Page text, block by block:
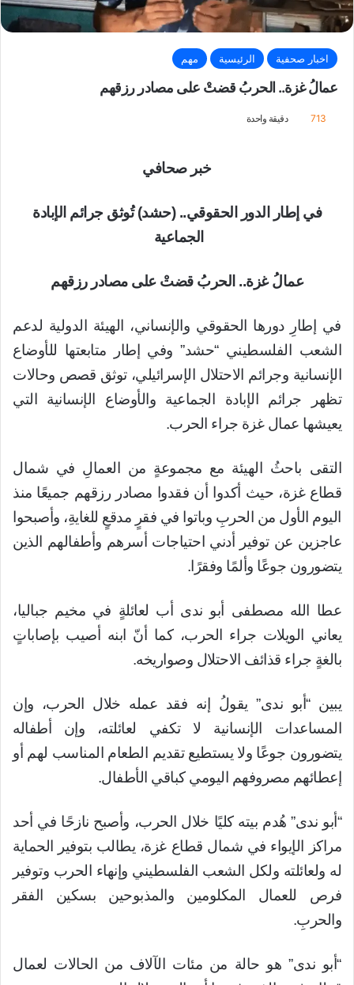
اخبار صحفية الرئيسية مهم
عمالُ غزة.. الحربُ قضتْ على مصادر رزقهم
713 دقيقة واحدة
خبر صحافي
في إطار الدور الحقوقي.. (حشد) تُوثق جرائم الإبادة
الجماعية
عمالُ غزة.. الحربُ قضتْ على مصادر رزقهم
في إطارِ دورها الحقوقي والإنساني، الهيئة الدولية لدعم
الشعب الفلسطيني “حشد” وفي إطار متابعتها للأوضاع
الإنسانية وجرائم الاحتلال الإسرائيلي، توثق قصص وحالات
تظهر جرائم الإبادة الجماعية والأوضاع الإنسانية التي
يعيشها عمال غزة جراء الحرب.
التقى باحثُ الهيئة مع مجموعةٍ من العمالِ في شمال
قطاع غزة، حيث أكدوا أن فقدوا مصادر رزقهم جميعًا منذ
اليوم الأول من الحربِ وباتوا في فقرٍ مدقعٍ للغايةِ، وأصبحوا
عاجزين عن توفير أدني احتياجات أسرهم وأطفالهم الذين
يتضورون جوعًا وألمًا وفقرًا.
عطا الله مصطفى أبو ندى أب لعائلةٍ في مخيم جباليا،
يعاني الويلات جراء الحرب، كما أنّ ابنه أصيب بإصاباتٍ
بالغةٍ جراء قذائف الاحتلال وصواريخه.
يبين “أبو ندى” يقولُ إنه فقد عمله خلال الحرب، وإن
المساعدات الإنسانية لا تكفي لعائلته، وإن أطفاله
يتضورون جوعًا ولا يستطيع تقديم الطعام المناسب لهم أو
إعطائهم مصروفهم اليومي كباقي الأطفال.
“أبو ندى” هُدم بيته كليًا خلال الحرب، وأصبح نازحًا في أحد
مراكز الإيواء في شمال قطاع غزة، يطالب بتوفير الحماية
له ولعائلته ولكل الشعب الفلسطيني وإنهاء الحرب وتوفير
فرص للعمال المكلومين والمذبوحين بسكين الفقر
والحربِ.
“أبو ندى” هو حالة من مئات الآلاف من الحالات لعمال